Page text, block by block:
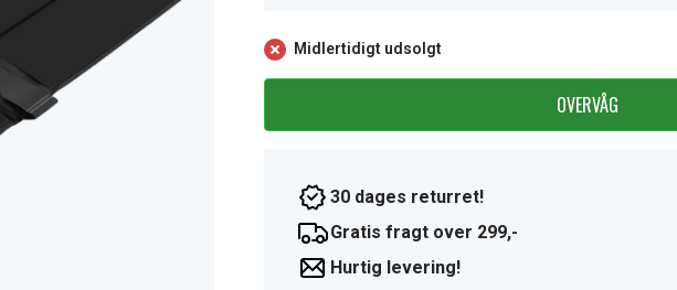
Midlertidigt udsolgt
OVERVÅG
30 dages returret!
Gratis fragt over 299,-
Hurtig levering!